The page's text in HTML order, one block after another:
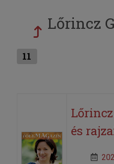
Lőrincz
11
és